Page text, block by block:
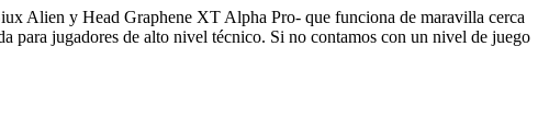
Alien y Head Graphene XT Alpha Pro- que funciona de maravilla cerca
para jugadores de alto nivel técnico. Si no contamos con un nivel de juego